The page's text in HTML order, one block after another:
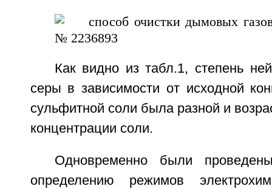
Как видно из табл.1, степень
серы в зависимости от исходной
сульфитной соли была разной и
концентрации соли.
Одновременно были
определению режимов